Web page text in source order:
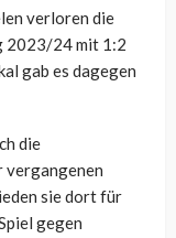
verloren die
2023/24 mit 1:2
gab es dagegen
die
vergangenen
sie dort für
gegen